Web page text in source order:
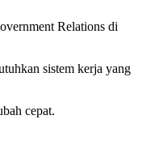
Relations di
sistem kerja yang
cepat.